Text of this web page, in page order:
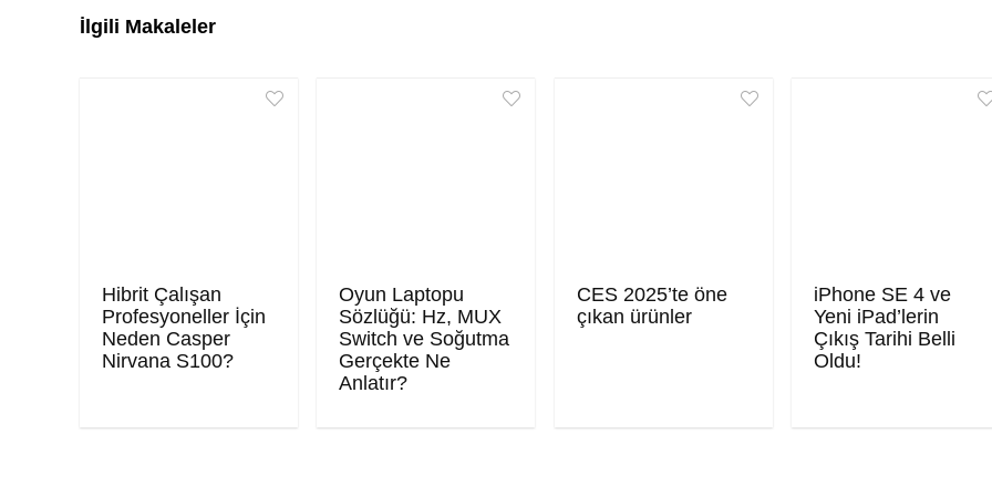
İlgili Makaleler
Hibrit Çalışan
Profesyoneller İçin
Neden Casper
Nirvana S100?
Oyun Laptopu
Sözlüğü: Hz, MUX
Switch ve Soğutma
Gerçekte Ne
Anlatır?
CES 2025’te öne
çıkan ürünler
iPhone SE 4 ve
Yeni iPad’lerin
Çıkış Tarihi Belli
Oldu!